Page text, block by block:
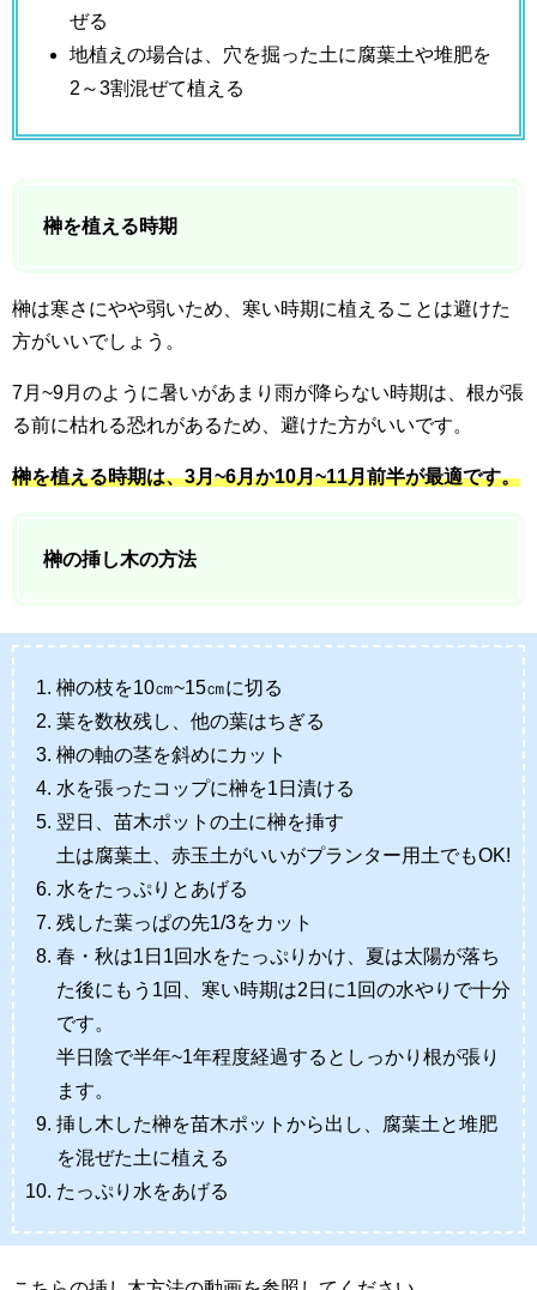
ぜる
地植えの場合は、穴を掘った土に腐葉土や堆肥を
2～3割混ぜて植える
榊を植える時期
榊は寒さにやや弱いため、寒い時期に植えることは避けた
方がいいでしょう。
7月~9月のように暑いがあまり雨が降らない時期は、根が張
る前に枯れる恐れがあるため、避けた方がいいです。
榊を植える時期は、3月~6月か10月~11月前半が最適です。
榊の挿し木の方法
榊の枝を10㎝~15㎝に切る
葉を数枚残し、他の葉はちぎる
榊の軸の茎を斜めにカット
水を張ったコップに榊を1日漬ける
翌日、苗木ポットの土に榊を挿す
土は腐葉土、赤玉土がいいがプランター用土でもOK!
水をたっぷりとあげる
残した葉っぱの先1/3をカット
春・秋は1日1回水をたっぷりかけ、夏は太陽が落ち
た後にもう1回、寒い時期は2日に1回の水やりで十分
です。
半日陰で半年~1年程度経過するとしっかり根が張り
ます。
挿し木した榊を苗木ポットから出し、腐葉土と堆肥
を混ぜた土に植える
たっぷり水をあげる